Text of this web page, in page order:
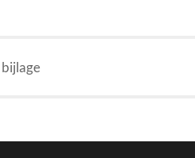
bijlage